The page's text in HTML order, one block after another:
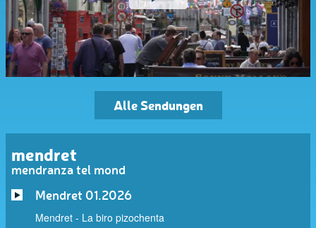
Alle Sendungen
mendret
mendranza tel mond
Mendret 01.2026
Mendret - La biro pizochenta